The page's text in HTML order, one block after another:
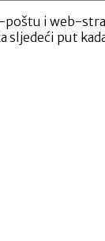
poštu i web-
put